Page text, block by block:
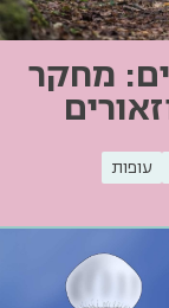
מחקר
עופות